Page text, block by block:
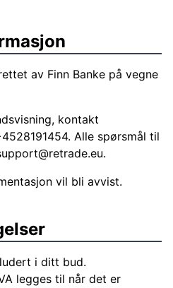
av Finn Banke på vegne
kontakt
Alle spørsmål til
.
vil bli avvist.
i ditt bud.
legges til når det er